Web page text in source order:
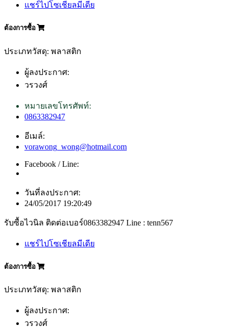
แชร์ไปโซเชียลมีเดีย
ต้องการซื้อ
ประเภทวัสดุ: พลาสติก
ผู้ลงประกาศ:
วรวงศ์
หมายเลขโทรศัพท์:
0863382947
อีเมล์:
vorawong_wong@hotmail.com
Facebook / Line:
วันที่ลงประกาศ:
24/05/2017 19:20:49
รับซื้อไวนิล ติดต่อเบอร์0863382947 Line : tenn567
แชร์ไปโซเชียลมีเดีย
ต้องการซื้อ
ประเภทวัสดุ: พลาสติก
ผู้ลงประกาศ:
วรวงศ์